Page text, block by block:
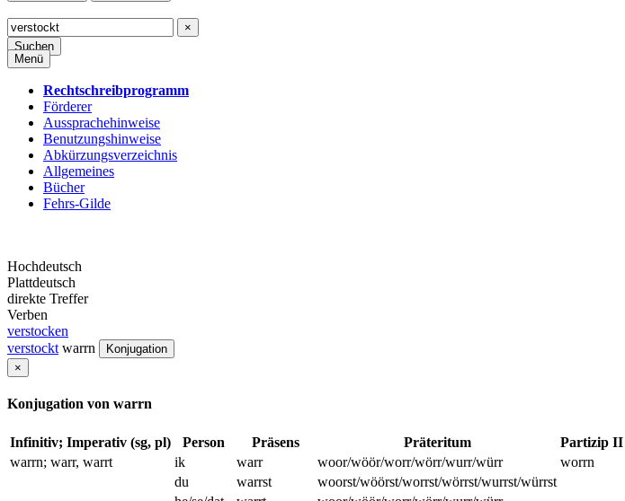
×
Suchen
Menü
Rechtschreibprogramm
Förderer
Aussprachehinweise
Benutzungshinweise
Abkürzungsverzeichnis
Allgemeines
Bücher
Fehrs-Gilde
Hochdeutsch
Plattdeutsch
direkte Treffer
Verben
verstocken
verstockt warrn
Konjugation
×
Konjugation von warrn
Infinitiv; Imperativ (sg, pl) Person Präsens Präteritum
Partizip II
warrn; warr, warrt
ik warr woor/wöör/worr/wörr/wurr/würr
worrn
du
warrst
woorst/wöörst/worrst/wörrst/wurrst/würrst